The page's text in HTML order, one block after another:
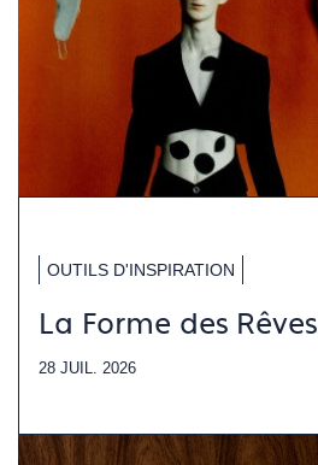
OUTILS D'INSPIRATION
La Forme des Rêves
28 JUIL. 2026